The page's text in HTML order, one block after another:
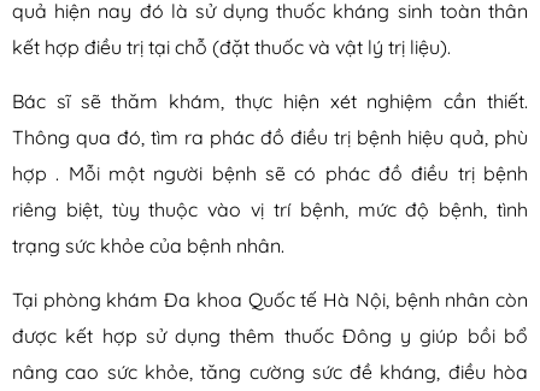
quả hiện nay đó là sử dụng thuốc kháng sinh toàn thân
kết hợp điều trị tại chỗ (đặt thuốc và vật lý trị liệu).
Bác sĩ sẽ thăm khám, thực hiện xét nghiệm cần thiết.
Thông qua đó, tìm ra phác đồ điều trị bệnh hiệu quả, phù
hợp . Mỗi một người bệnh sẽ có phác đồ điều trị bệnh
riêng biệt, tùy thuộc vào vị trí bệnh, mức độ bệnh, tình
trạng sức khỏe của bệnh nhân.
Tại phòng khám Đa khoa Quốc tế Hà Nội, bệnh nhân còn
được kết hợp sử dụng thêm thuốc Đông y giúp bồi bổ
nâng cao sức khỏe, tăng cường sức đề kháng, điều hòa